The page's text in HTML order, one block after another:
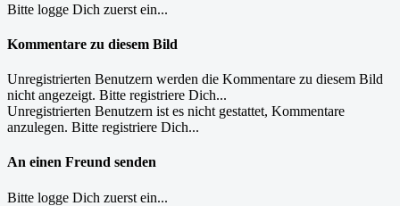
Bitte logge Dich zuerst ein...
Kommentare zu diesem Bild
Unregistrierten Benutzern werden die Kommentare zu diesem Bild
nicht angezeigt. Bitte registriere Dich...
Unregistrierten Benutzern ist es nicht gestattet, Kommentare
anzulegen. Bitte registriere Dich...
An einen Freund senden
Bitte logge Dich zuerst ein...